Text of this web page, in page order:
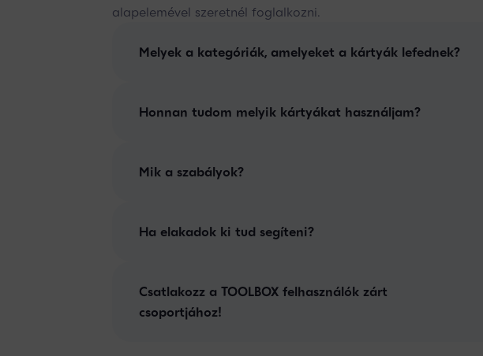
alapelemével szeretnél foglalkozni.
Melyek a kategóriák, amelyeket a kártyák lefednek?
Honnan tudom melyik kártyákat használjam?
Mik a szabályok?
Ha elakadok ki tud segíteni?
Csatlakozz a TOOLBOX felhasználók zárt
csoportjához!